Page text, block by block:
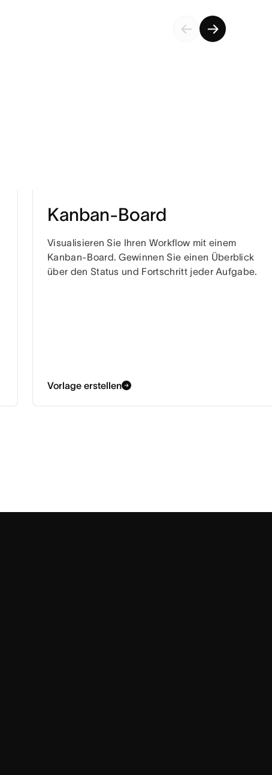
Kanban-Board
Visualisieren Sie Ihren Workflow mit einem
Kanban-Board. Gewinnen Sie einen Überblick
über den Status und Fortschritt jeder Aufgabe.
Vorlage erstellen